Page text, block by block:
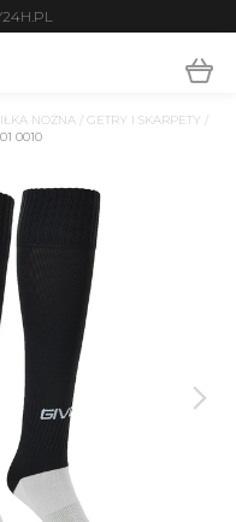
NOŻNA / GETRY I SKARPETY /
0010